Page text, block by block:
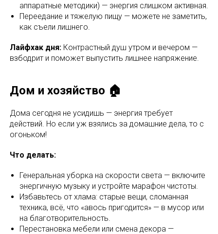
аппаратные методики) — энергия слишком активная.
Переедание и тяжелую пищу — можете не заметить,
как съели лишнего.
Лайфхак дня: Контрастный душ утром и вечером —
взбодрит и поможет выпустить лишнее напряжение.
Дом и хозяйство 🏠
Дома сегодня не усидишь — энергия требует
действий. Но если уж взялись за домашние дела, то с
огоньком!
Что делать:
Генеральная уборка на скорости света — включите
энергичную музыку и устройте марафон чистоты.
Избавьтесь от хлама: старые вещи, сломанная
техника, всё, что «авось пригодится» — в мусор или
на благотворительность.
Перестановка мебели или смена декора —